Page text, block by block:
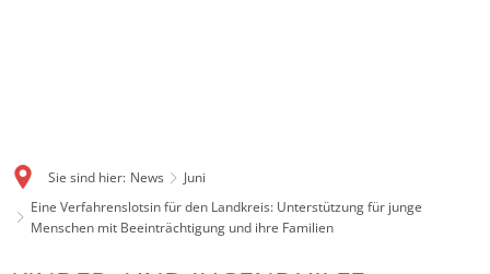
Sie sind hier: News
Juni
Eine Verfahrenslotsin für den Landkreis: Unterstützung für junge
Menschen mit Beeinträchtigung und ihre Familien